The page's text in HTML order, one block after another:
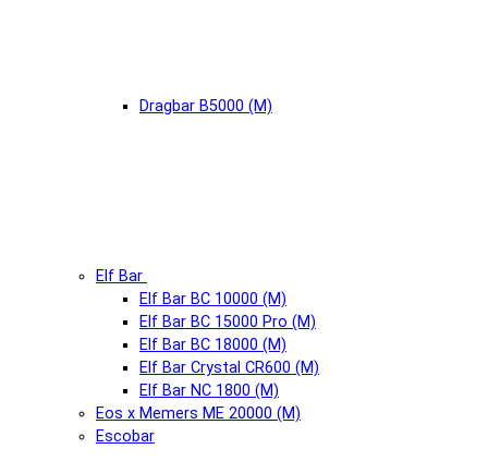
Dragbar B5000 (М)
Elf Bar
Elf Bar BC 10000 (М)
Elf Bar BC 15000 Pro (М)
Elf Bar BC 18000 (М)
Elf Bar Crystal CR600 (М)
Elf Bar NC 1800 (М)
Eos x Memers ME 20000 (М)
Escobar